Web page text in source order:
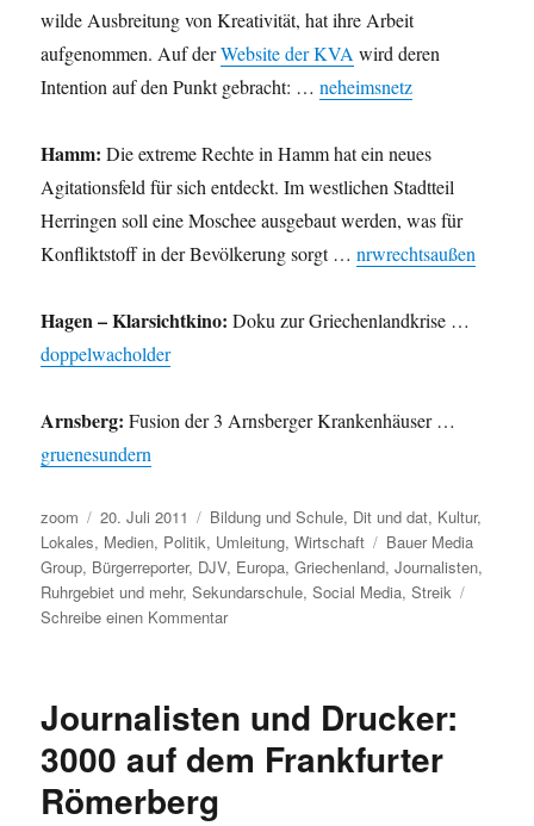
wilde Ausbreitung von Kreativität, hat ihre Arbeit
aufgenommen. Auf derWebsite der KVA wird deren
Intention auf den Punkt gebracht: …neheimsnetz
Hamm: Die extreme Rechte in Hamm hat ein neues
Agitationsfeld für sich entdeckt. Im westlichen Stadtteil
Herringen soll eine Moschee ausgebaut werden, was für
Konfliktstoff in der Bevölkerung sorgt …nrwrechtsaußen
Hagen – Klarsichtkino: Doku zur Griechenlandkrise …
doppelwacholder
Arnsberg: Fusion der 3 Arnsberger Krankenhäuser …
gruenesundern
Autor
zoom
Veröffentlicht
am
20. Juli 2011 Kategorien
Bildung und Schule, Dit und dat, Kultur,
Lokales, Medien, Politik, Umleitung,Wirtschaft Schlagwörter
Bauer Media
Group, Bürgerreporter, DJV, Europa,Griechenland,Journalisten,
Ruhrgebiet und mehr,Sekundarschule,Social Media,Streik
Schreibe einen Kommentarzu
Schundmedien,
und
Journalisten und Drucker:
3000 auf dem Frankfurter
Römerberg